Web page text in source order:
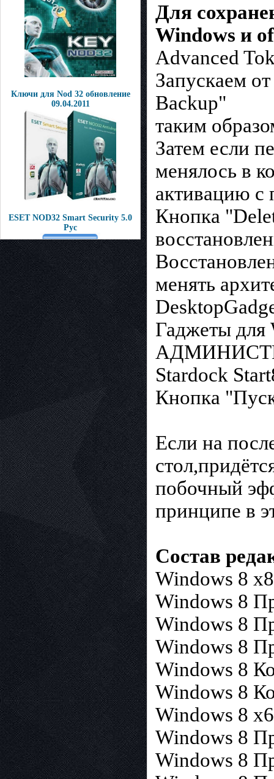
Ключи для Nod 32 обновление
09.04.2011
ESET NOD32 Smart Security 5.0
Рус
Для
Windows и
Advanced
Запускаем
Backup"
таким
Затем если
менялось в
активацию
Кнопка
менять
Гаджеты
Stardock
Кнопка
Если на
побочный
принципе в
Состав
Windows 8
Windows 8
Windows 8
Windows 8
Windows 8
Windows 8
Windows 8
Windows 8
Windows 8